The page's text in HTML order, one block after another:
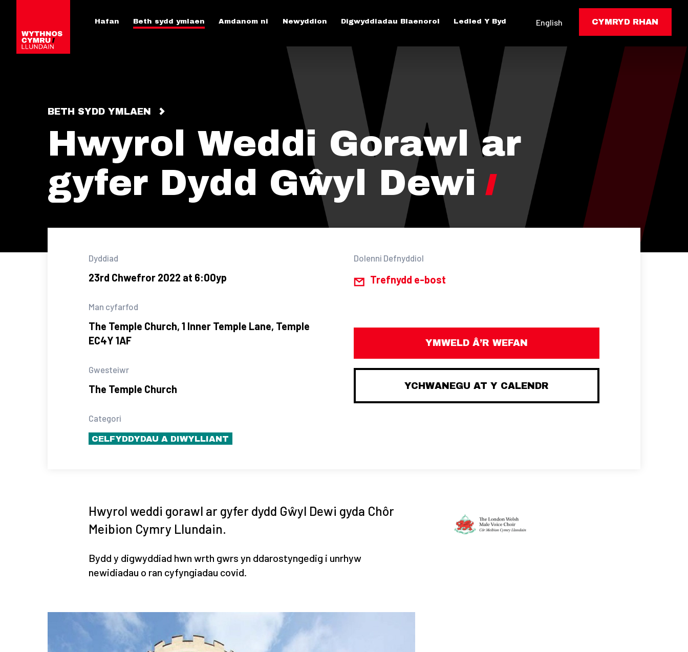
Hafan Beth sydd ymlaen Amdanom ni Newyddion Digwyddiadau Blaenorol Ledled Y Byd English CYMRYD RHAN
BETH SYDD YMLAEN
Hwyrol Weddi Gorawl ar
gyfer Dydd Gŵyl Dewi
Dyddiad
23rd Chwefror 2022 at 6:00yp
Man cyfarfod
The Temple Church, 1 Inner Temple Lane, Temple
EC4Y 1AF
Gwesteiwr
The Temple Church
Categori
CELFYDDYDAU A DIWYLLIANT
Dolenni Defnyddiol
Trefnydd e-bost
YMWELD Â’R WEFAN
YCHWANEGU AT Y CALENDR
Hwyrol weddi gorawl ar gyfer dydd Gŵyl Dewi gyda Chôr
Meibion Cymry Llundain.
Bydd y digwyddiad hwn wrth gwrs yn ddarostyngedig i unrhyw
newidiadau o ran cyfyngiadau covid.